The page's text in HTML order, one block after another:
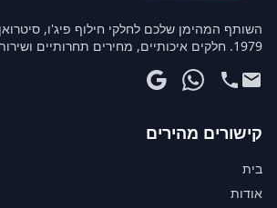
1979. חלקים איכותיים, מחירים תחרותיים ושירות יוצא דופן.
קישורים מהירים
בית
אודות